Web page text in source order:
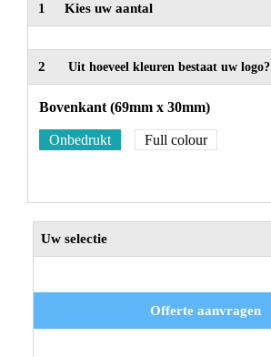
1 Kies uw aantal
2 Uit hoeveel kleuren bestaat uw logo?
Bovenkant (69mm x 30mm)
Onbedrukt Full colour
Uw selectie
Offerte aanvragen